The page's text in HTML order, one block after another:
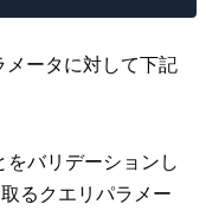
メータに対して下記
バリデーションし
るクエリパラメー